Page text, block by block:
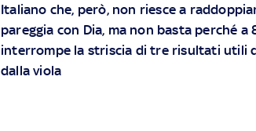
Italiano che, però, non riesce a
pareggia con Dia, ma non basta perché
interrompe la striscia di tre risultati utili
dalla viola